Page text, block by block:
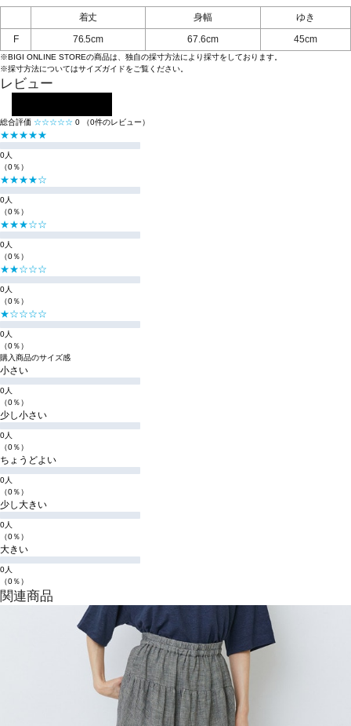
着丈 身幅
ゆき
F
76.5cm 67.6cm 45cm
※BIGI ONLINE STOREの商品は、独自の採寸方法により採寸をしております。
※採寸方法についてはサイズガイドをご覧ください。
レビュー
総合評価 ☆☆☆☆☆ 0 （0件のレビュー）
★★★★★
0人
（0％）
★★★★☆
0人
（0％）
★★★☆☆
0人
（0％）
★★☆☆☆
0人
（0％）
★☆☆☆☆
0人
（0％）
購入商品のサイズ感
小さい
0人
（0％）
少し小さい
0人
（0％）
ちょうどよい
0人
（0％）
少し大きい
0人
（0％）
大きい
0人
（0％）
関連商品